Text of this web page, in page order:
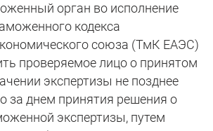
орган во исполнение
кодекса
союза (ТмК ЕАЭС)
проверяемое лицо о принятом
экспертизы не позднее
за днем принятия решения о
экспертизы, путем